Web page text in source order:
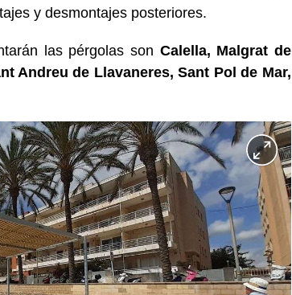
y desmontajes posteriores.
las pérgolas son Calella, Malgrat de
Andreu de Llavaneres, Sant Pol de Mar,